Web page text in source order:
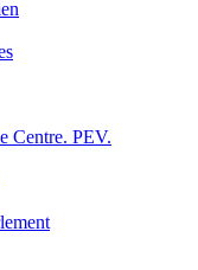
Centre. PEV.